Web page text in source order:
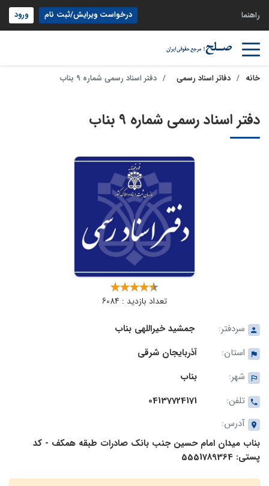
راهنما درخواست ویرایش/ثبت نام ورود
خانه دفاتر اسناد رسمی دفتر اسناد رسمی شماره 9 بناب
دفتر اسناد رسمی شماره 9 بناب
تعداد بازدید : 6084
سردفتر:
جمشید خیراللهی بناب
استان:
آذربایجان شرقی
شهر:
بناب
تلفن:
04137724171
آدرس:
بناب میدان امام حسین جنب بانک صادرات طبقه همکف - کد
پستی: 5551789364